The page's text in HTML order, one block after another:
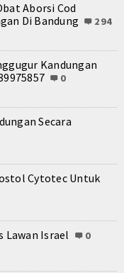
Aborsi Cod
Di Bandung
294
Kandungan
0
Secara
Cytotec Untuk
Lawan Israel 0